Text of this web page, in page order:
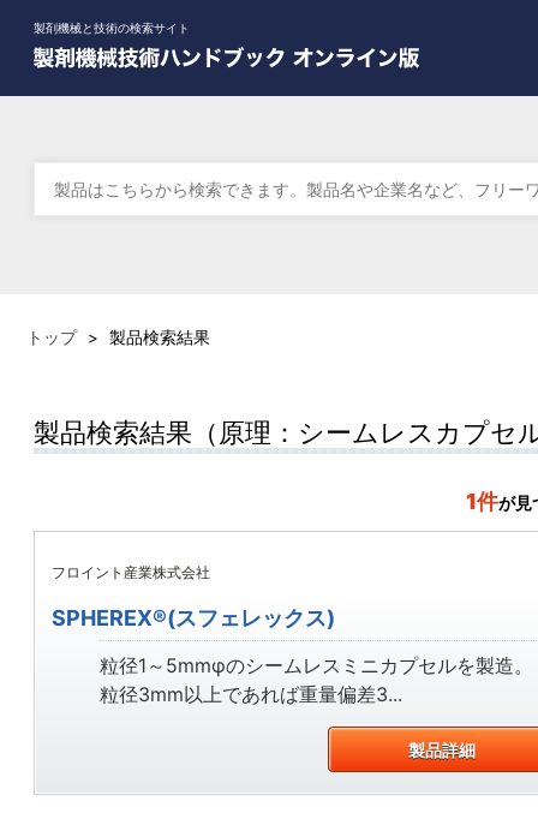
製剤機械と技術の検索サイト
トップ > 製品検索結果
製品検索結果（原理：シームレスカプセ
1件が見
フロイント産業株式会社
SPHEREX®(スフェレックス)
粒径1～5mmφのシームレスミニカプセルを製造。
粒径3mm以上であれば重量偏差3...
製品詳細